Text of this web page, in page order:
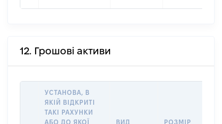
12. Грошові активи
УСТАНОВА, В
ЯКІЙ ВІДКРИТІ
ТАКІ РАХУНКИ
АБО ДО ЯКОЇ
ВИД РОЗМІР